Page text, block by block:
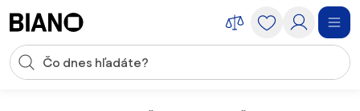
Vstup pre vyhľadávanie